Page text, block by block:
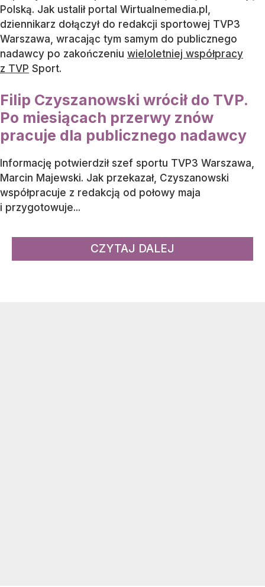
Polską. Jak ustalił portal Wirtualnemedia.pl,
dziennikarz dołączył do redakcji sportowej TVP3
Warszawa, wracając tym samym do publicznego
nadawcy po zakończeniu wieloletniej współpracy
z TVP Sport.
Filip Czyszanowski wrócił do TVP.
Po miesiącach przerwy znów
pracuje dla publicznego nadawcy
Informację potwierdził szef sportu TVP3 Warszawa,
Marcin Majewski. Jak przekazał, Czyszanowski
współpracuje z redakcją od połowy maja
i przygotowuje...
CZYTAJ DALEJ